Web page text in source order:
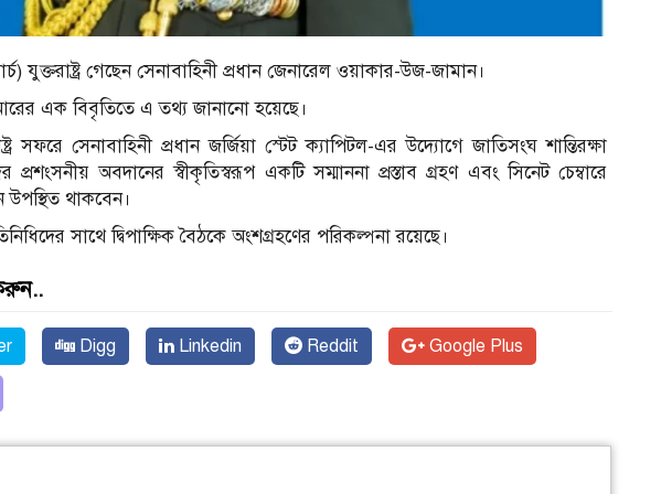
যুক্তরাষ্ট্র গেছেন সেনাবাহিনী প্রধান জেনারেল ওয়াকার-উজ-জামান।
এক বিবৃতিতে এ তথ্য জানানো হয়েছে।
সেনাবাহিনী প্রধান জর্জিয়া স্টেট ক্যাপিটল-এর উদ্যোগে জাতিসংঘ শান্তিরক্ষা
প্রশংসনীয় অবদানের স্বীকৃতিস্বরূপ একটি সম্মাননা প্রস্তাব গ্রহণ এবং সিনেট চেম্বারে
থাকবেন।
সাথে দ্বিপাক্ষিক বৈঠকে অংশগ্রহণের পরিকল্পনা রয়েছে।
Digg Linkedin Reddit Google Plus